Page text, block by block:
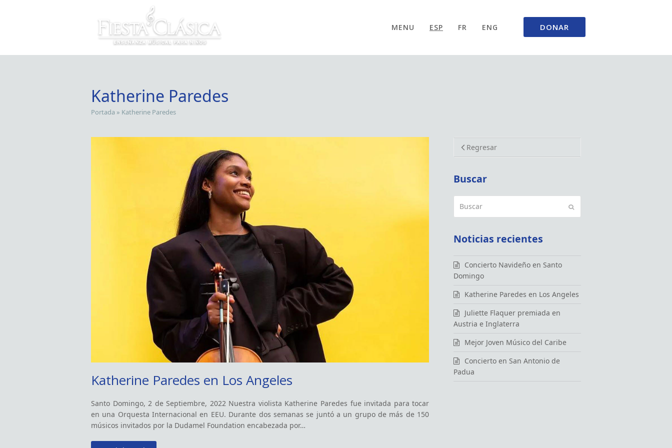
MENU DONAR
ESP FR ENG
Katherine Paredes
Portada » Katherine Paredes
Katherine Paredes en Los Angeles
Santo Domingo, 2 de Septiembre, 2022 Nuestra violista Katherine Paredes fue invitada para tocar
en una Orquesta Internacional en EEU. Durante dos semanas se juntó a un grupo de más de 150
músicos invitados por la Dudamel Foundation encabezada por…
Regresar
Buscar
Noticias recientes
Concierto Navideño en Santo
Domingo
Katherine Paredes en Los Angeles
Juliette Flaquer premiada en
Austria e Inglaterra
Mejor Joven Músico del Caribe
Concierto en San Antonio de
Padua